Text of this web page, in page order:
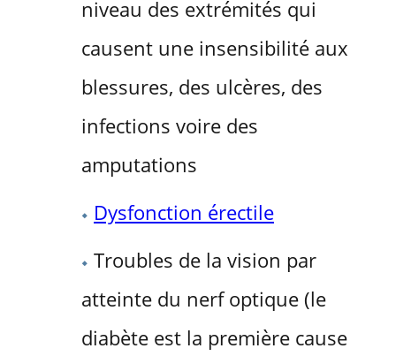
niveau des extrémités qui
causent une insensibilité aux
blessures, des ulcères, des
infections voire des
amputations
Dysfonction érectile
Troubles de la vision par
atteinte du nerf optique (le
diabète est la première cause